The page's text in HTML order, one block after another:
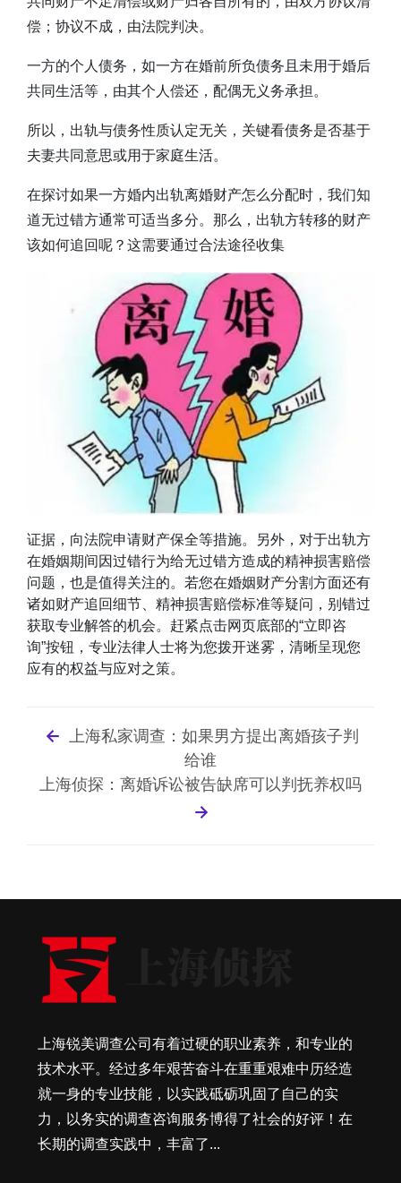
偿；协议不成，由法院判决。
一方的个人债务，如一方在婚前所负债务且未用于婚后
共同生活等，由其个人偿还，配偶无义务承担。
所以，出轨与债务性质认定无关，关键看债务是否基于
夫妻共同意思或用于家庭生活。
在探讨如果一方婚内出轨离婚财产怎么分配时，我们知
道无过错方通常可适当多分。那么，出轨方转移的财产
该如何追回呢？这需要通过合法途径收集
证据，向法院申请财产保全等措施。另外，对于出轨方
在婚姻期间因过错行为给无过错方造成的精神损害赔偿
问题，也是值得关注的。若您在婚姻财产分割方面还有
诸如财产追回细节、精神损害赔偿标准等疑问，别错过
获取专业解答的机会。赶紧点击网页底部的“立即咨
询”按钮，专业法律人士将为您拨开迷雾，清晰呈现您
应有的权益与应对之策。
上海私家调查：如果男方提出离婚孩子判
给谁
上海侦探：离婚诉讼被告缺席可以判抚养权吗
上海锐美调查公司有着过硬的职业素养，和专业的
技术水平。经过多年艰苦奋斗在重重艰难中历经造
就一身的专业技能，以实践砥砺巩固了自己的实
力，以务实的调查咨询服务博得了社会的好评！在
长期的调查实践中，丰富了...